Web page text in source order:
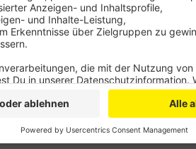
bis auf Weiteres keine
Lindenhof in Manfort gibt es noch
Bürgermeisteramt in Schlebusch soll
Anzeige